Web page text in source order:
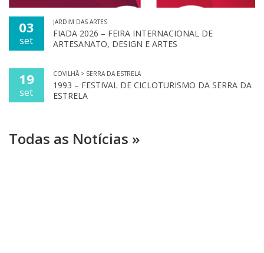
03
set
JARDIM DAS ARTES
FIADA 2026 – FEIRA INTERNACIONAL DE
ARTESANATO, DESIGN E ARTES
19
set
COVILHÃ > SERRA DA ESTRELA
1993 – FESTIVAL DE CICLOTURISMO DA SERRA DA
ESTRELA
Todas as Notícias »